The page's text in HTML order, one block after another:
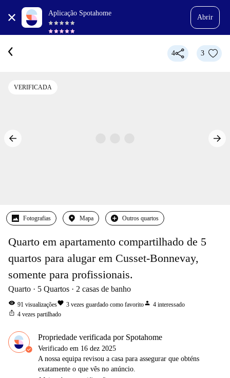
Aplicação Spotahome
Abrir
4 3
VERIFICADA
Fotografias Mapa Outros quartos
Quarto em apartamento compartilhado de 5
quartos para alugar em Cusset-Bonnevay,
somente para profissionais.
Quarto 5 Quartos 2 casas de banho
visibility 91 visualizaçõesfavorite 3 vezes guardado como favoritoperson 4 interessado
ios_share 4 vezes partilhado
Propriedade verificada por Spotahome
Verificado em 16 dez 2025
A nossa equipa revisou a casa para assegurar que obténs
exatamente o que vês no anúncio.